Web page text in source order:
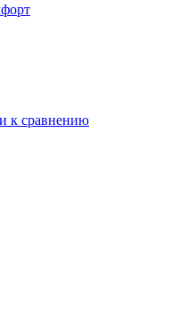
к сравнению